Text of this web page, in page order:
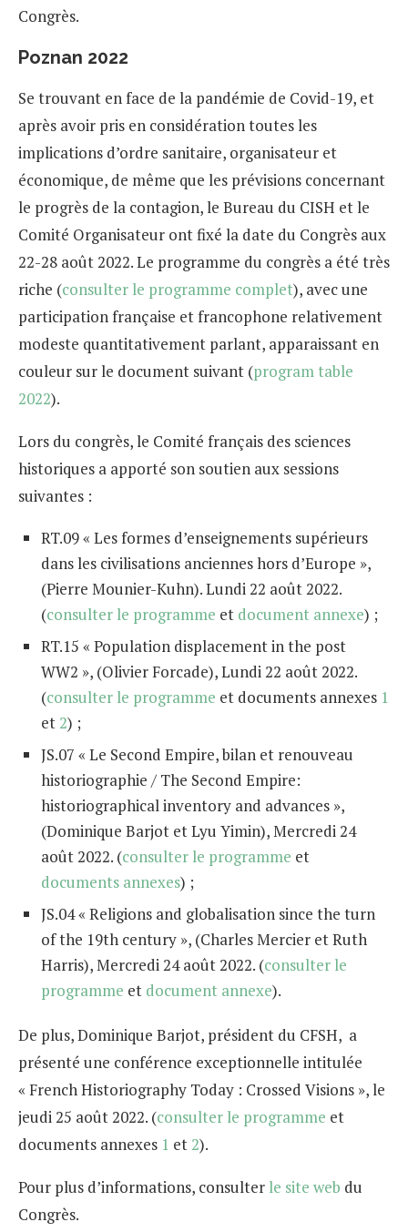
Congrès.
Poznan 2022
Se trouvant en face de la pandémie de Covid-19, et
après avoir pris en considération toutes les
implications d’ordre sanitaire, organisateur et
économique, de même que les prévisions concernant
le progrès de la contagion, le Bureau du CISH et le
Comité Organisateur ont fixé la date du Congrès aux
22-28 août 2022. Le programme du congrès a été très
riche (consulter le programme complet), avec une
participation française et francophone relativement
modeste quantitativement parlant, apparaissant en
couleur sur le document suivant (program table
2022).
Lors du congrès, le Comité français des sciences
historiques a apporté son soutien aux sessions
suivantes :
RT.09 « Les formes d’enseignements supérieurs
dans les civilisations anciennes hors d’Europe »,
(Pierre Mounier-Kuhn). Lundi 22 août 2022.
(consulter le programme et document annexe) ;
RT.15 « Population displacement in the post
WW2 », (Olivier Forcade), Lundi 22 août 2022.
(consulter le programme et documents annexes 1
et 2) ;
JS.07 « Le Second Empire, bilan et renouveau
historiographie / The Second Empire:
historiographical inventory and advances »,
(Dominique Barjot et Lyu Yimin), Mercredi 24
août 2022. (consulter le programme et
documents annexes) ;
JS.04 « Religions and globalisation since the turn
of the 19th century », (Charles Mercier et Ruth
Harris), Mercredi 24 août 2022. (consulter le
programme et document annexe).
De plus, Dominique Barjot, président du CFSH, a
présenté une conférence exceptionnelle intitulée
« French Historiography Today : Crossed Visions », le
jeudi 25 août 2022. (consulter le programme et
documents annexes 1 et 2).
Pour plus d’informations, consulter le site web du
Congrès.